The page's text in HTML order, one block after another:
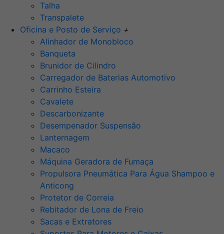
Talha
Transpalete
Oficina e Posto de Serviço +
Alinhador de Monobloco
Banqueta
Brunidor de Cilindro
Carregador de Baterias Automotivo
Carrinho Esteira
Cavalete
Descarbonizante
Desempenador Suspensão
Lanternagem
Macaco
Máquina Geradora de Fumaça
Propulsora Pneumática Para Água Shampoo e
Anticong
Protetor de Correia
Rebitador de Lona de Freio
Sacas e Extratores